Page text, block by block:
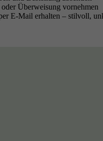
Überweisung vornehmen
E-Mail erhalten – stilvoll,